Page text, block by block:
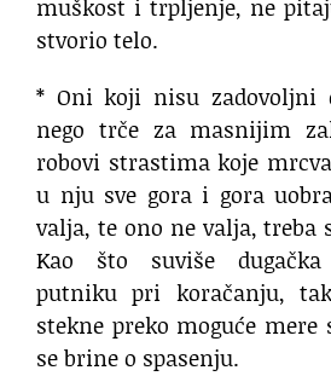
muškost i trpljenje, ne
stvorio telo.
* Oni koji nisu zadovoljni
nego trče za masnijim
robovi strastima koje
u nju sve gora i gora
valja, te ono ne valja, treba
Kao što suviše
putniku pri koračanju,
stekne preko moguće mere
se brine o spasenju.